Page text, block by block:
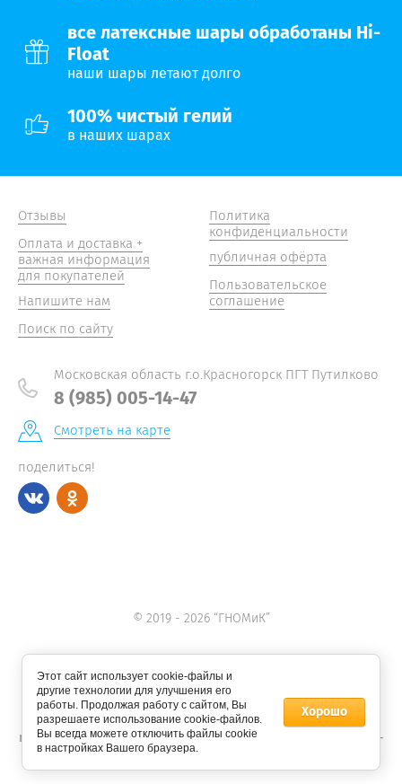
все латексные шары обработаны Hi-
Float
наши шары летают долго
100% чистый гелий
в наших шарах
Отзывы
Оплата и доставка +
важная информация
для покупателей
Напишите нам
Поиск по сайту
Политика
конфиденциальности
публичная офёрта
Пользовательское
соглашение
Московская область г.о.Красногорск ПГТ Путилково
8 (985) 005-14-47
Смотреть на карте
поделиться!
© 2019 - 2026 “ГНОМиК”
newterritoriya-sharov.ru —создание интернет-магазина
, веб-
студия Мегагрупп
Этот сайт использует cookie-файлы и
другие технологии для улучшения его
работы. Продолжая работу с сайтом, Вы
разрешаете использование cookie-файлов.
Вы всегда можете отключить файлы cookie
в настройках Вашего браузера.
Хорошо